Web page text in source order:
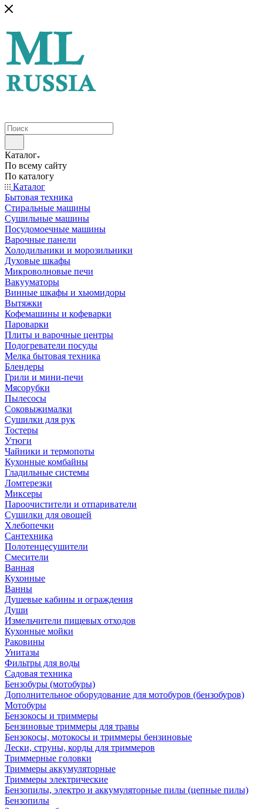
Каталог
По всему сайту
По каталогу
Каталог
Бытовая техника
Стиральные машины
Сушильные машины
Посудомоечные машины
Варочные панели
Холодильники и морозильники
Духовые шкафы
Микроволновые печи
Вакууматоры
Винные шкафы и хьюмидоры
Вытяжки
Кофемашины и кофеварки
Пароварки
Плиты и варочные центры
Подогреватели посуды
Мелка бытовая техника
Блендеры
Грили и мини-печи
Мясорубки
Пылесосы
Соковыжималки
Сушилки для рук
Тостеры
Утюги
Чайники и термопоты
Кухонные комбайны
Гладильные системы
Ломтерезки
Миксеры
Пароочистители и отпариватели
Сушилки для овощей
Хлебопечки
Сантехника
Полотенцесушители
Смесители
Ванная
Кухонные
Ванны
Душевые кабины и ограждения
Души
Измельчители пищевых отходов
Кухонные мойки
Раковины
Унитазы
Фильтры для воды
Садовая техника
Бензобуры (мотобуры)
Дополнительное оборудование для мотобуров (бензобуров)
Мотобуры
Бензокосы и триммеры
Бензиновые триммеры для травы
Бензокосы, мотокосы и триммеры бензиновые
Лески, струны, корды для триммеров
Триммерные головки
Триммеры аккумуляторные
Триммеры электрические
Бензопилы, электро и аккумуляторные пилы (цепные пилы)
Бензопилы